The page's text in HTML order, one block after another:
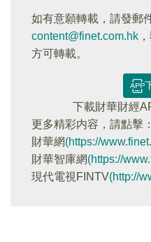
如有意願轉載，請發郵
content@finet.com.hk
方可轉載。
下載財華財經
更多精彩内容，請點擊：
財華網(https://
財華智庫網(https://
現代電視FINTV(http://